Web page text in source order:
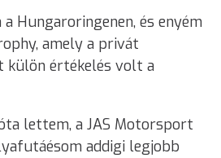
Hungaroringenen, és enyém
amely a privát
külön értékelés volt a
lettem, a JAS Motorsport
addigi legjobb